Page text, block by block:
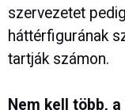
szervezetet
háttérfigurának
tartják számon.
Nem kell több,